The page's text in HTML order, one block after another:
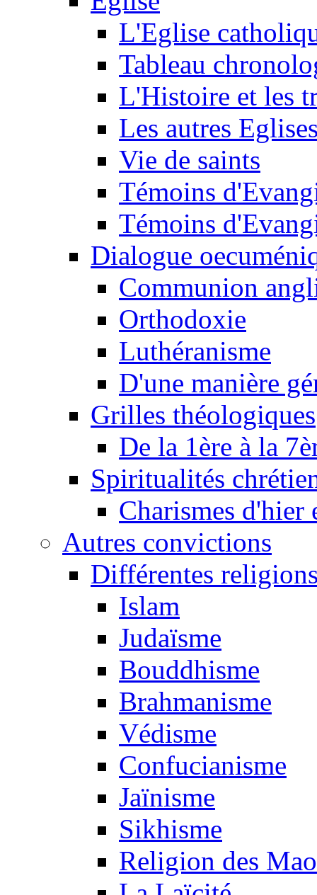
L'Eglise
Tableau
L'Histoire et les
Les autres
Vie de saints
Témoins
Témoins
Dialogue
Communion
Orthodoxie
Luthéranisme
D'une manière
Grilles théologiques
De la 1ère à la
Spiritualités
Charismes
Autres convictions
Différentes
Islam
Judaïsme
Bouddhisme
Brahmanisme
Védisme
Confucianisme
Jaïnisme
Sikhisme
Religion des